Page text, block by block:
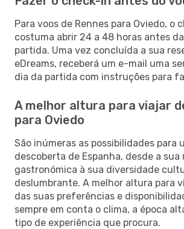
Para voos de Rennes para Oviedo, o
costuma abrir 24 a 48 horas antes
partida. Uma vez concluída a sua
eDreams, receberá um e-mail uma
dia da partida com instruções para
A melhor altura para viajar
para Oviedo
São inúmeras as possibilidades para
descoberta de Espanha, desde a sua
gastronómica à sua diversidade
deslumbrante. A melhor altura para
das suas preferências e
sempre em conta o clima, a época
tipo de experiência que procura.